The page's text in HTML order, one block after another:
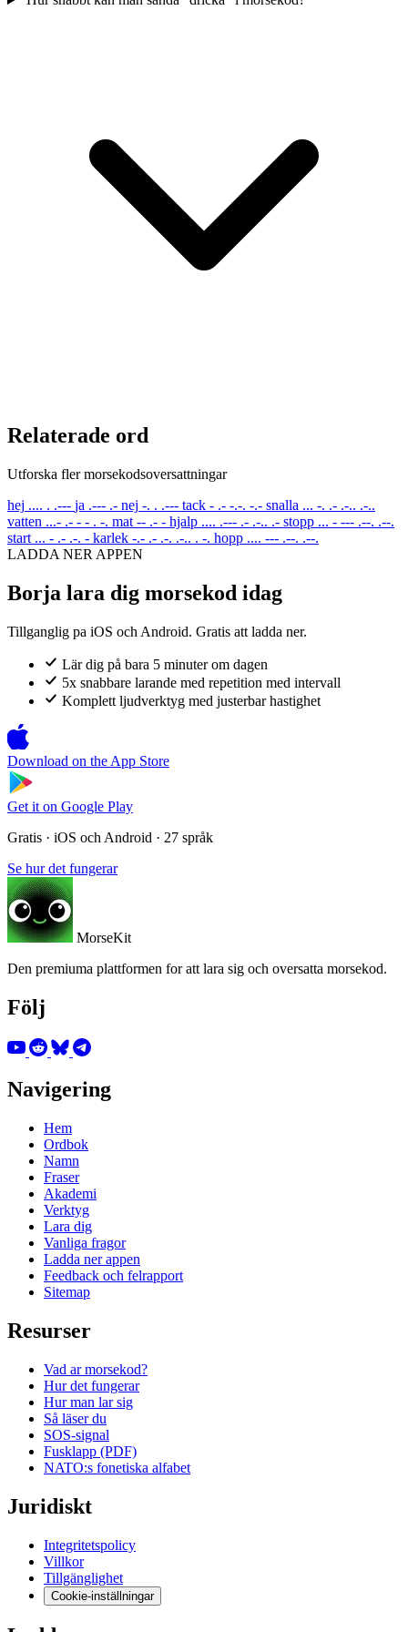
Relaterade ord
Utforska fler morsekodsoversattningar
hej .... . .--- ja .--- .- nej -. . .--- tack - .- -.-. -.- snalla ... -. .- .-.. .-..
vatten ...- .- - - . -. mat -- .- - hjalp .... .--- .- .-.. .- stopp ... - --- .--. .--.
start ... - .- .-. - karlek -.- .- .-. .-.. . -. hopp .... --- .--. .--.
LADDA NER APPEN
Borja lara dig morsekod idag
Tillganglig pa iOS och Android. Gratis att ladda ner.
Lär dig på bara 5 minuter om dagen
5x snabbare larande med repetition med intervall
Komplett ljudverktyg med justerbar hastighet
Download on the App Store
Get it on Google Play
Gratis · iOS och Android · 27 språk
Se hur det fungerar
MorseKit
Den premiuma plattformen for att lara sig och oversatta morsekod.
Följ
Navigering
Hem
Ordbok
Namn
Fraser
Akademi
Verktyg
Lara dig
Vanliga fragor
Ladda ner appen
Feedback och felrapport
Sitemap
Resurser
Vad ar morsekod?
Hur det fungerar
Hur man lar sig
Så läser du
SOS-signal
Fusklapp (PDF)
NATO:s fonetiska alfabet
Juridiskt
Integritetspolicy
Villkor
Tillgänglighet
Cookie-inställningar